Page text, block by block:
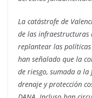
La catástrofe de
de las infraestructuras
replantear las
han señalado que la
de riesgo, sumada a
drenaje y protección